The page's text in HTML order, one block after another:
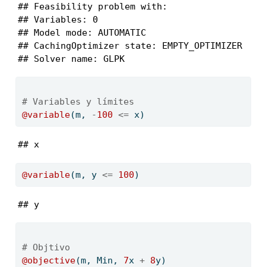
## Feasibility problem with:
## Variables: 0
## Model mode: AUTOMATIC
## CachingOptimizer state: EMPTY_OPTIMIZER
## Solver name: GLPK
# Variables y límites
@variable(m, -100 <= x)
## x
@variable(m, y <= 100)
## y
# Objtivo
@objective(m, Min, 7x + 8y)